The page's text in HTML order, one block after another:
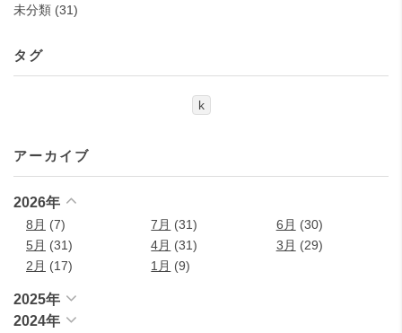
未分類 (31)
タグ
k
アーカイブ
2026年
8月 (7) 7月 (31) 6月 (30)
5月 (31) 4月 (31) 3月 (29)
2月 (17) 1月 (9)
2025年
2024年